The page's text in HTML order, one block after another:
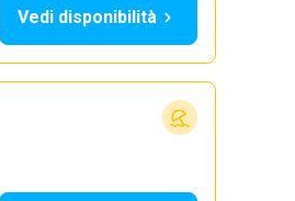
Vedi disponibilità